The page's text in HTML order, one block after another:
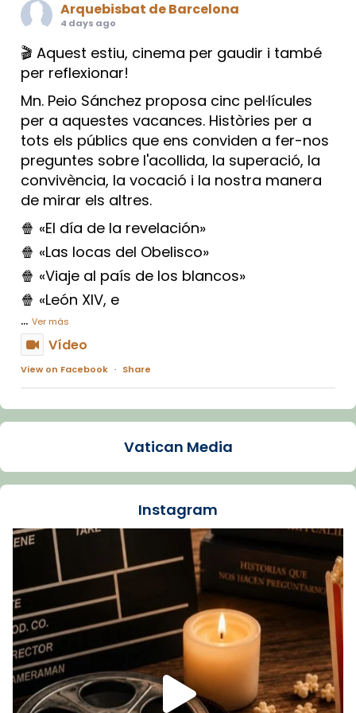
Arquebisbat de Barcelona
4 days ago
🎬 Aquest estiu, cinema per gaudir i també
per reflexionar!
Mn. Peio Sánchez proposa cinc pel·lícules
per a aquestes vacances. Històries per a
tots els públics que ens conviden a fer-nos
preguntes sobre l'acollida, la superació, la
convivència, la vocació i la nostra manera
de mirar els altres.
🍿 «El día de la revelación»
🍿 «Las locas del Obelisco»
🍿 «Viaje al país de los blancos»
🍿 «León XIV, e
... Ver más
Vídeo
View on Facebook · Share
Arquebisbat de Barcelona
La Carmina va patir depressió. Fa gairebé
dos mesos, a l'Estadi Lluís Companys, la
Recupera l'entrevista comp
Vatican
tican News 👇
www.vaticannews.va/es/iglesia/news/2026-
07/carmina-historia-depresion-papa-viaje-
espana-testimoni...
Foto
View on Facebook · Share
Vatican Media
Instagram